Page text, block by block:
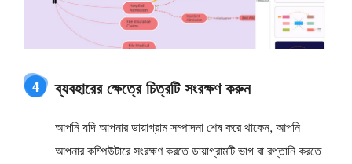
4 ব্যবহারের ক্ষেত্রে চিত্রটি সংরক্ষণ করুন
আপনি যদি আপনার ডায়াগ্রাম সম্পাদনা শেষ করে থাকেন, আপনি
আপনার কম্পিউটারে সংরক্ষণ করতে ডায়াগ্রামটি ভাগ বা রপ্তানি করতে